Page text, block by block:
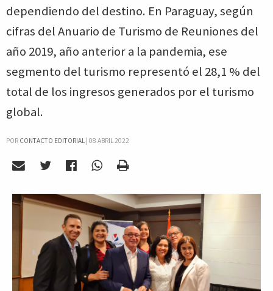
dependiendo del destino. En Paraguay, según
cifras del Anuario de Turismo de Reuniones del
año 2019, año anterior a la pandemia, ese
segmento del turismo representó el 28,1 % del
total de los ingresos generados por el turismo
global.
POR CONTACTO EDITORIAL| 08 ABRIL 2022